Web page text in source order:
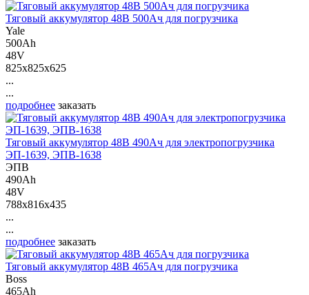
Тяговый аккумулятор 48В 500Ач для погрузчика
Yale
500Ah
48V
825x825x625
...
...
подробнее заказать
Тяговый аккумулятор 48В 490Ач для электропогрузчика
ЭП-1639, ЭПВ-1638
ЭПВ
490Ah
48V
788x816x435
...
...
подробнее заказать
Тяговый аккумулятор 48В 465Ач для погрузчика
Boss
465Ah